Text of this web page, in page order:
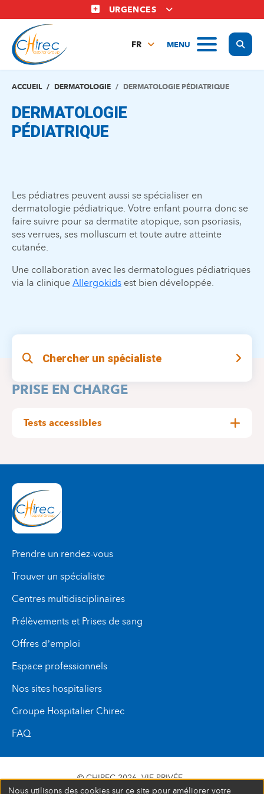
au
contenu
principal
URGENCES
MENU
FR
EN
ACCUEIL DERMATOLOGIE DERMATOLOGIE PÉDIATRIQUE
DERMATOLOGIE
PÉDIATRIQUE
Les pédiatres peuvent aussi se spécialiser en
dermatologie pédiatrique. Votre enfant pourra donc se
faire suivre pour sa dermatite atopique, son psoriasis,
ses verrues, ses molluscum et toute autre atteinte
cutanée.
Une collaboration avec les dermatologues pédiatriques
via la clinique Allergokids est bien développée.
Chercher un spécialiste
PRISE EN CHARGE
Tests accessibles
Le suivi de la croissance et des troubles de la
puberté.
Votre enfant stagne au niveau staturo-pondéral
ou votre enfant semble présenter des troubles
hormonaux, notre équipe peut réaliser un bilan
initial. Selon le problème mis en évidence, vous
pourriez être orientés vers un endocrinologue
dans un autre hôpital.
Prendre un rendez-vous
Trouver un spécialiste
Centres multidisciplinaires
Prélèvements et Prises de sang
Offres d’emploi
Espace professionnels
Nos sites hospitaliers
Groupe Hospitalier Chirec
FAQ
© CHIREC 2026 VIE PRIVÉE
Nous utilisons des cookies sur ce site pour améliorer votre